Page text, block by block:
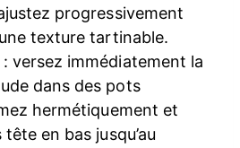
progressivement
texture tartinable.
: versez immédiatement la
dans des pots
hermétiquement et
en bas jusqu’au